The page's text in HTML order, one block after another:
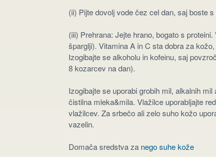
(ii) Pijte dovolj vode čez cel dan, saj boste
(iii) Prehrana: Jejte hrano, bogato s
šparglji). Vitamina A in C sta dobra za
Izogibajte se alkoholu in kofeinu, saj
8 kozarcev na dan).
Izogibajte se uporabi grobih mil, alkalnih
čistilna mleka&mila. Vlažilce uporabljajte
vlažilcev. Za srbečo ali zelo suho kožo
vazelin.
Domača sredstva za nego suhe kože